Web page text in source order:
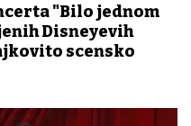
"Bilo jednom
Disneyevih
scensko